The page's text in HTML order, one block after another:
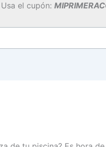
Usa el cupón: